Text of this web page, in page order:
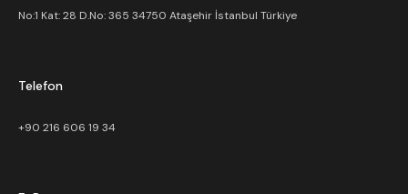
No:1 Kat: 28 D.No: 365 34750 Ataşehir İstanbul Türkiye
Telefon
+90 216 606 19 34